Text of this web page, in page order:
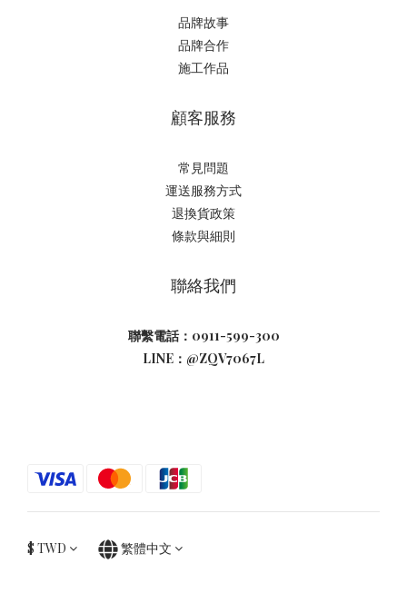
品牌故事
品牌合作
施工作品
顧客服務
常見問題
運送服務方式
退換貨政策
條款與細則
聯絡我們
聯繫電話：0911-599-300
LINE：@ZQV7067L
$ TWD 繁體中文